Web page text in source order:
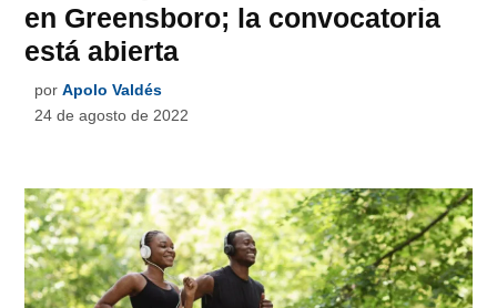
en Greensboro; la convocatoria
está abierta
por Apolo Valdés
24 de agosto de 2022